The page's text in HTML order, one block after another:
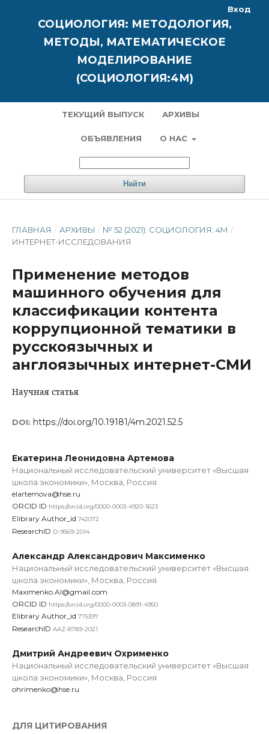
СОЦИОЛОГИЯ: МЕТОДОЛОГИЯ,
МЕТОДЫ, МАТЕМАТИЧЕСКОЕ
МОДЕЛИРОВАНИЕ
(СОЦИОЛОГИЯ:4М)
ТЕКУЩИЙ ВЫПУСК АРХИВЫ
ОБЪЯВЛЕНИЯ О НАС
Найти
Вход
ГЛАВНАЯ / АРХИВЫ / № 52 (2021): СОЦИОЛОГИЯ: 4М /
ИНТЕРНЕТ-ИССЛЕДОВАНИЯ
Применение методов
машинного обучения для
классификации контента
коррупционной тематики в
русскоязычных и
англоязычных интернет-СМИ
Научная статья
DOI: https://doi.org/10.19181/4m.2021.52.5
Екатерина Леонидовна Артемова
Национальный исследовательский университет «Высшая
школа экономики», Москва, Россия
elartemova@hse.ru
ORCID ID https://orcid.org/0000-0003-4920-1623
Elibrary Author_id 742072
ResearchID D-9569-2014
Александр Александрович Максименко
Национальный исследовательский университет «Высшая
школа экономики», Москва, Россия
Maximenko.Al@gmail.com
ORCID ID https://orcid.org/0000-0003-0891-4950
Elibrary Author_id 775397
ResearchID AAZ-8789-2021
Дмитрий Андреевич Охрименко
Национальный исследовательский университет «Высшая
школа экономики», Москва, Россия
ohrimenko@hse.ru
ДЛЯ ЦИТИРОВАНИЯ